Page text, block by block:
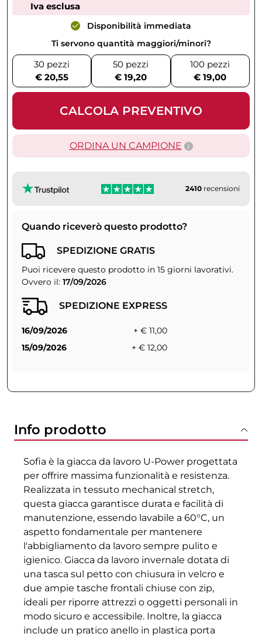
Iva esclusa
Disponibilità immediata
Ti servono quantità maggiori/minori?
30 pezzi
€ 20,55
50 pezzi
€ 19,20
100 pezzi
€ 19,00
CALCOLA PREVENTIVO
ORDINA UN CAMPIONE
2410 recensioni
Quando riceverò questo prodotto?
SPEDIZIONE GRATIS
Puoi ricevere questo prodotto in 15 giorni lavorativi.
Ovvero il: 17/09/2026
SPEDIZIONE EXPRESS
16/09/2026
+ € 11,00
15/09/2026
+ € 12,00
Info prodotto
Sofia è la giacca da lavoro U-Power progettata
per offrire massima funzionalità e resistenza.
Realizzata in tessuto mechanical stretch,
questa giacca garantisce durata e facilità di
manutenzione, essendo lavabile a 60°C, un
aspetto fondamentale per mantenere
l'abbigliamento da lavoro sempre pulito e
igienico. Giacca da lavoro invernale dotata di
una tasca sul petto con chiusura in velcro e
due ampie tasche frontali chiuse con zip,
ideali per riporre attrezzi o oggetti personali in
modo sicuro e accessibile. Inoltre, la giacca
include un pratico anello in plastica porta